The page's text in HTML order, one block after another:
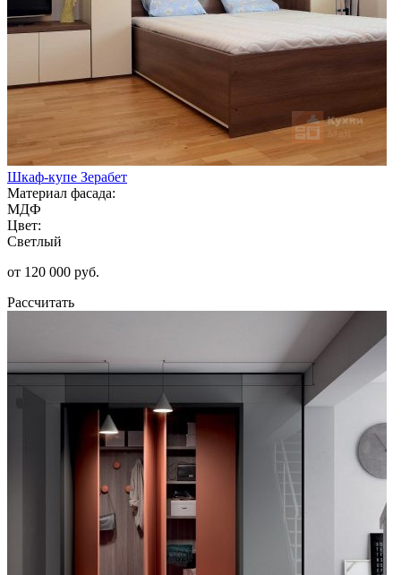
Шкаф-купе Зерабет
Материал фасада:
МДФ
Цвет:
Светлый
от 120 000 руб.
Рассчитать